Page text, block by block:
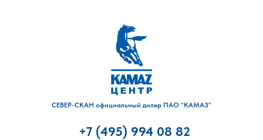
СЕВЕР-СКАН официальный дилер ПАО "КАМАЗ"
+7 (495) 994 08 82